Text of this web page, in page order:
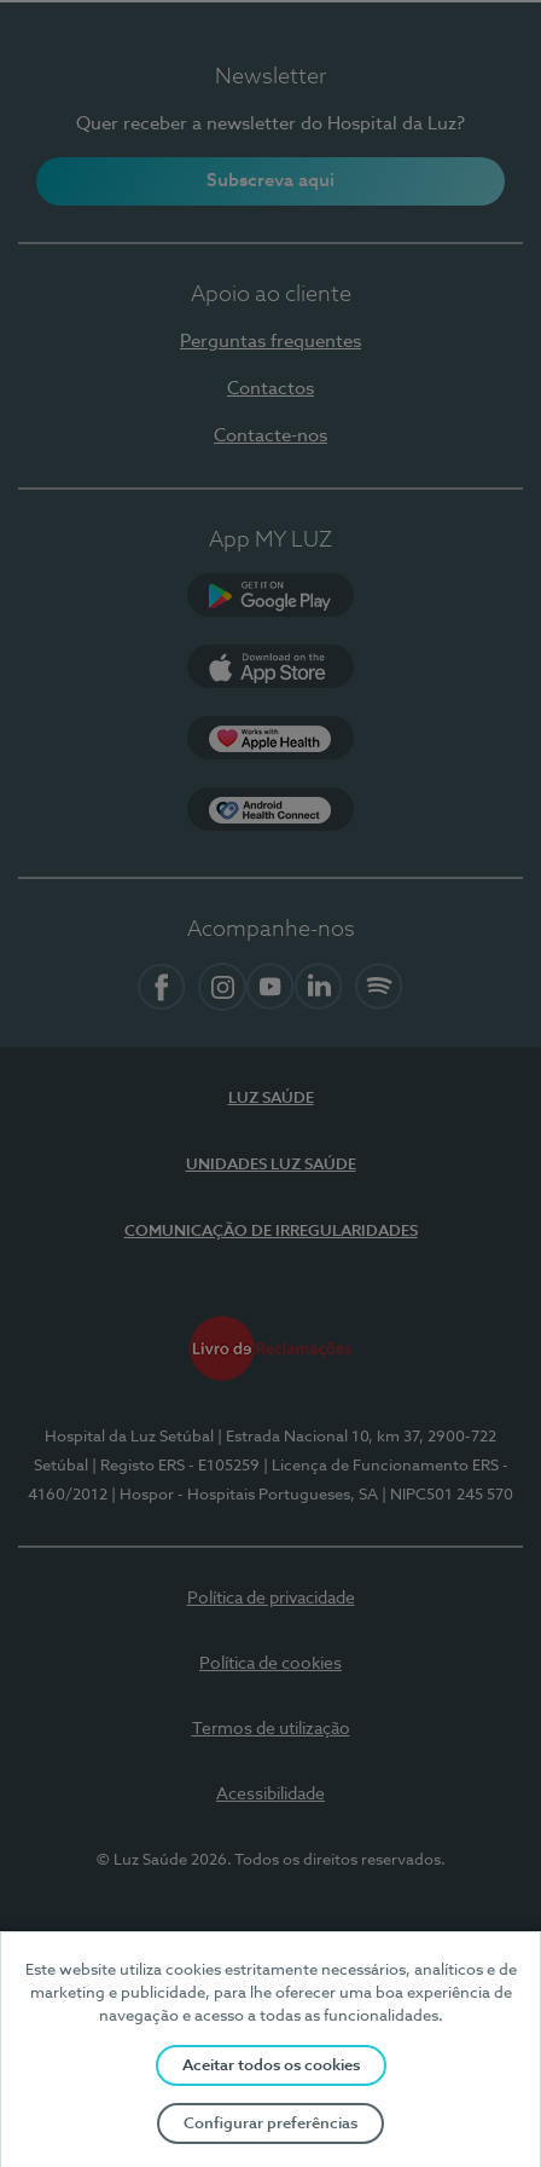
Este website utiliza cookies estritamente necessários, analíticos e de
marketing e publicidade, para lhe oferecer uma boa experiência de
navegação e acesso a todas as funcionalidades.
Aceitar todos os cookies
Configurar preferências
Newsletter
Quer receber a newsletter do Hospital da Luz?
Subscreva aqui
Apoio ao cliente
Perguntas frequentes
Contactos
Contacte-nos
App MY LUZ
Acompanhe-nos
LUZ SAÚDE
UNIDADES LUZ SAÚDE
COMUNICAÇÃO DE IRREGULARIDADES
Hospital da Luz Setúbal
| Estrada Nacional 10, km 37, 2900-722
Setúbal
| Registo ERS - E105259
| Licença de Funcionamento ERS -
4160/2012
| Hospor - Hospitais Portugueses, SA | NIPC501 245 570
Política de privacidade
Política de cookies
Termos de utilização
Acessibilidade
© Luz Saúde 2026. Todos os direitos reservados.